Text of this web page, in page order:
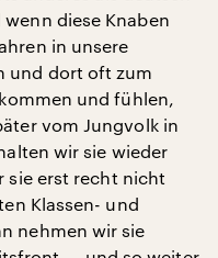
diese Knaben
in unsere
und dort oft zum
und fühlen,
vom Jungvolk in
wir sie wieder
sie erst recht nicht
Klassen- und
nehmen wir sie